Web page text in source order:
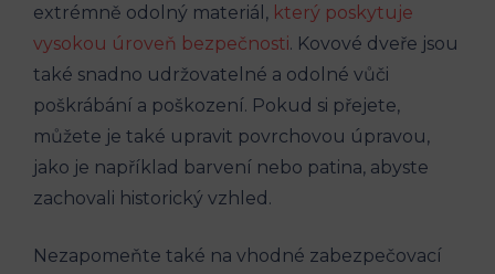
extrémně odolný materiál, který poskytuje
vysokou úroveň bezpečnosti. Kovové dveře jsou
také snadno udržovatelné a odolné vůči
poškrábání a poškození. Pokud si přejete,
můžete je také upravit povrchovou úpravou,
jako je například barvení nebo patina, abyste
zachovali historický vzhled.
Nezapomeňte také na vhodné zabezpečovací